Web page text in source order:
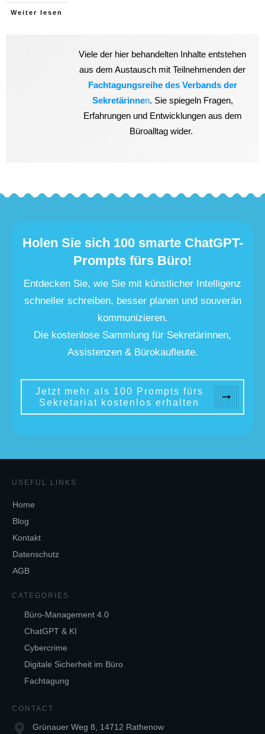
Weiter lesen
Viele der hier behandelten Inhalte entstehen
aus dem Austausch mit Teilnehmenden der
Fachtagungsreihe des Verbands der
Sekretärinnen. Sie spiegeln Fragen,
Erfahrungen und Entwicklungen aus dem
Büroalltag wider.
Holen Sie sich 100 smarte ChatGPT-
Prompts fürs Büro!
Entdecken Sie, wie Sie mit künstlicher Intelligenz
schneller schreiben, besser planen und souverän
kommunizieren.
Die kostenlose Sammlung für Sekretärinnen,
Assistenzen & Bürokaufleute.
Jetzt mehr als 100 Prompts fürs
Sekretariat kostenlos erhalten
USEFUL LINKS
Home
Blog
Kontakt
Datenschutz
AGB
CATEGORIES
Büro-Management 4.0
ChatGPT & KI
Cybercrime
Digitale Sicherheit im Büro
Fachtagung
CONTACT
Grünauer Weg 8, 14712 Rathenow